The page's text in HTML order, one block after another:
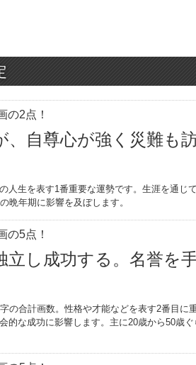
の2点！
、自尊心が強く災難も
人生を表す1番重要な運勢です。生涯を通じ
晩年期に影響を及ぼします。
の5点！
立し成功する。名誉を
の合計画数。性格や才能などを表す2番目に
的な成功に影響します。主に20歳から50歳